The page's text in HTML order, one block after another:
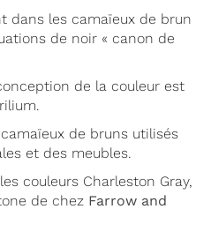
dans les camaïeux de brun
de noir « canon de
de la couleur est
de bruns utilisés
et des meubles.
couleurs Charleston Gray,
de chez Farrow and